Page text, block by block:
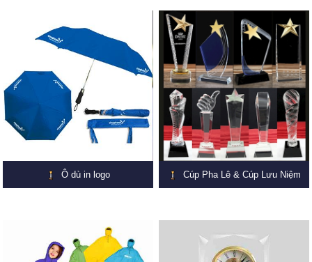
Ô dù in logo Cúp Pha Lê & Cúp Lưu Niệm